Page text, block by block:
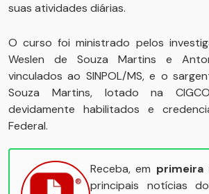
suas atividades diárias.
O curso foi ministrado pelos
Weslen de Souza Martins e
vinculados ao SINPOL/MS, e o
Souza Martins, lotado na
devidamente habilitados e
Federal.
Receba, em primeira
principais notícias